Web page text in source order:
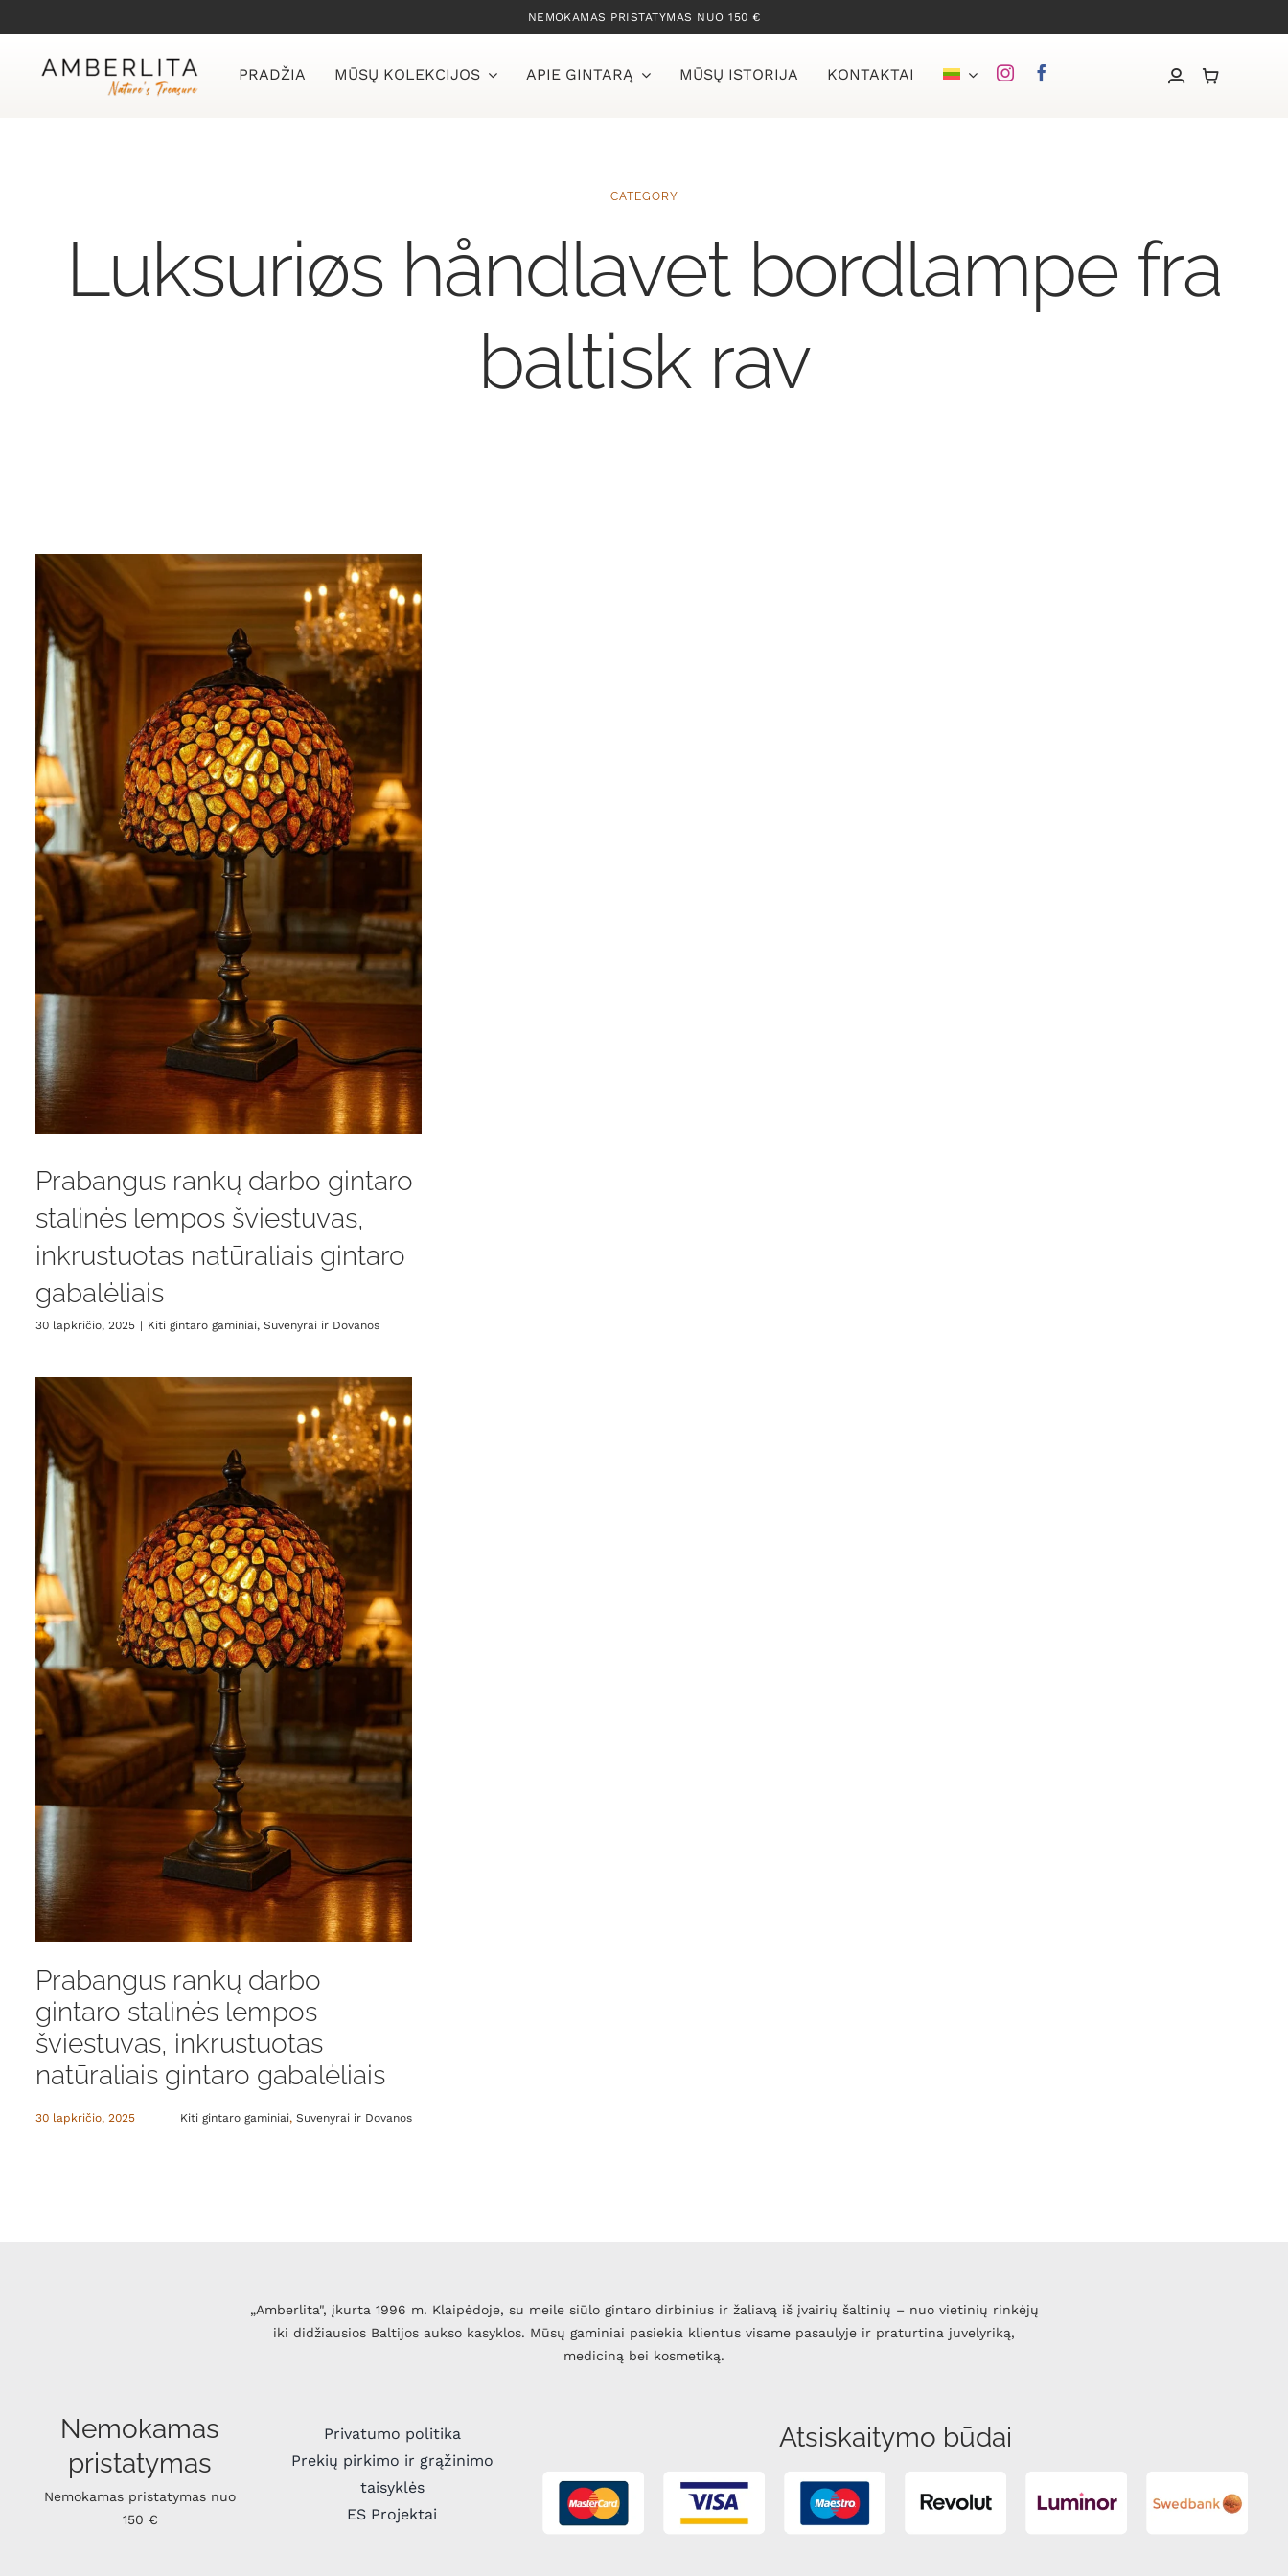
to
content
NEMOKAMAS PRISTATYMAS NUO 150 €
PRADŽIA MŪSŲ KOLEKCIJOS APIE GINTARĄ MŪSŲ ISTORIJA KONTAKTAI
CATEGORY
Luksuriøs håndlavet bordlampe fra
baltisk rav
Prabangus rankų darbo gintaro
stalinės lempos šviestuvas,
inkrustuotas natūraliais gintaro
gabalėliais
30 lapkričio, 2025 | Kiti gintaro gaminiai, Suvenyrai ir Dovanos
Prabangus rankų darbo
gintaro stalinės lempos
šviestuvas, inkrustuotas
natūraliais gintaro gabalėliais
30 lapkričio, 2025 Kiti gintaro gaminiai, Suvenyrai ir Dovanos
„Amberlita", įkurta 1996 m. Klaipėdoje, su meile siūlo gintaro dirbinius ir žaliavą iš įvairių šaltinių – nuo vietinių rinkėjų
iki didžiausios Baltijos aukso kasyklos. Mūsų gaminiai pasiekia klientus visame pasaulyje ir praturtina juvelyriką,
mediciną bei kosmetiką.
Nemokamas
pristatymas
Nemokamas pristatymas nuo
150 €
Privatumo politika
Prekių pirkimo ir grąžinimo
taisyklės
ES Projektai
Atsiskaitymo būdai